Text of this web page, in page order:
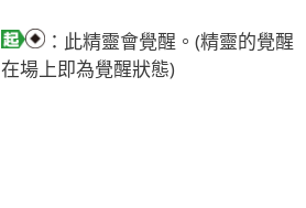
：此精靈會覺醒。(精靈的覺醒
在場上即為覺醒狀態)